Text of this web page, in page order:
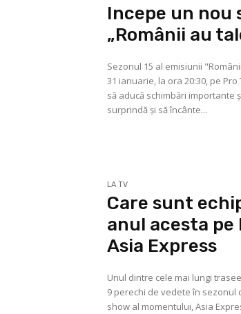
Incepe un nou
„Românii au
Sezonul 15 al emisiunii
31 ianuarie, la ora 20:30, pe
să aducă schimbări importante
surprindă și să încânte...
LA TV
Care sunt
anul acesta pe
Asia Express
Unul dintre cele mai lungi
9 perechi de vedete în sezonul
show al momentului, Asia